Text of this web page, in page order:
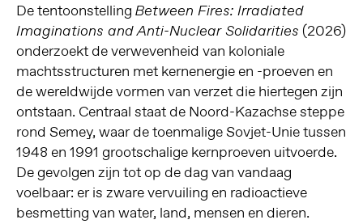
De tentoonstelling Between Fires: Irradiated
Imaginations and Anti-Nuclear Solidarities (2026)
onderzoekt de verwevenheid van koloniale
machtsstructuren met kernenergie en -proeven en
de wereldwijde vormen van verzet die hiertegen zijn
ontstaan. Centraal staat de Noord-Kazachse steppe
rond Semey, waar de toenmalige Sovjet-Unie tussen
1948 en 1991 grootschalige kernproeven uitvoerde.
De gevolgen zijn tot op de dag van vandaag
voelbaar: er is zware vervuiling en radioactieve
besmetting van water, land, mensen en dieren.